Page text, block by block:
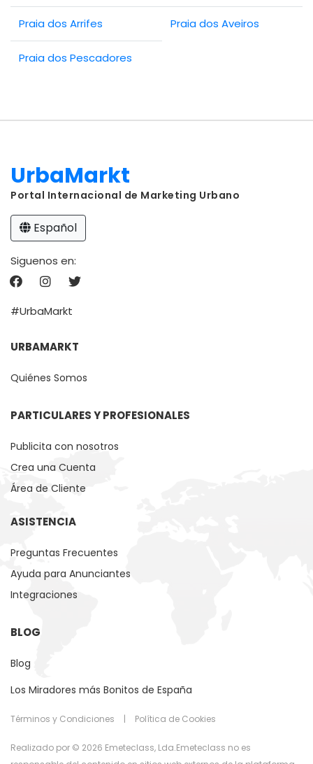
Praia dos Arrifes Praia dos Aveiros
Praia dos Pescadores
UrbaMarkt
Portal Internacional de Marketing Urbano
Español
Siguenos en:
#UrbaMarkt
URBAMARKT
Quiénes Somos
PARTICULARES Y PROFESIONALES
Publicita con nosotros
Crea una Cuenta
Área de Cliente
ASISTENCIA
Preguntas Frecuentes
Ayuda para Anunciantes
Integraciones
BLOG
Blog
Los Miradores más Bonitos de España
Términos y Condiciones | Política de Cookies
Realizado por © 2026 Emeteclass, Lda.Emeteclass no es